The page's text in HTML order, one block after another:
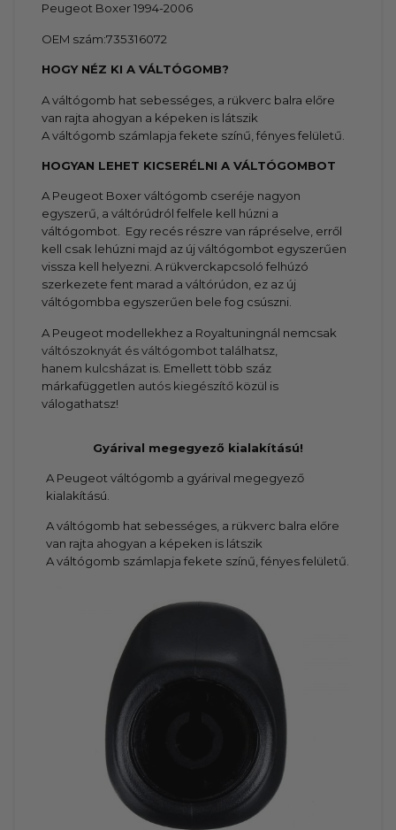
Peugeot Boxer 1994-2006
OEM szám:735316072
HOGY NÉZ KI A VÁLTÓGOMB?
A váltógomb hat sebességes, a rükverc balra előre
van rajta ahogyan a képeken is látszik
A váltógomb számlapja fekete színű, fényes felületű.
HOGYAN LEHET KICSERÉLNI A VÁLTÓGOMBOT
A Peugeot Boxer váltógomb cseréje nagyon
egyszerű, a váltórúdról felfele kell húzni a
váltógombot. Egy recés részre van rápréselve, erről
kell csak lehúzni majd az új váltógombot egyszerűen
vissza kell helyezni. A rükverckapcsoló felhúzó
szerkezete fent marad a váltórúdon, ez az új
váltógombba egyszerűen bele fog csúszni.
A Peugeot modellekhez a Royaltuningnál nemcsak
váltószoknyát és váltógombot találhatsz,
hanem kulcsházat is. Emellett több száz
márkafüggetlen autós kiegészítő közül is
válogathatsz!
Gyárival megegyező kialakítású!
A Peugeot váltógomb a gyárival megegyező
kialakítású.
A váltógomb hat sebességes, a rükverc balra előre
van rajta ahogyan a képeken is látszik
A váltógomb számlapja fekete színű, fényes felületű.